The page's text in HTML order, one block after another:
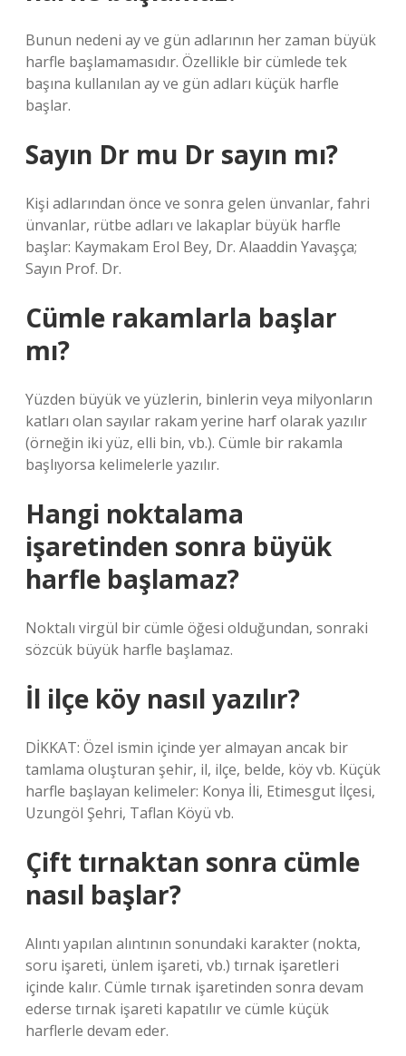
Bunun nedeni ay ve gün adlarının her zaman büyük
harfle başlamamasıdır. Özellikle bir cümlede tek
başına kullanılan ay ve gün adları küçük harfle
başlar.
Sayın Dr mu Dr sayın mı?
Kişi adlarından önce ve sonra gelen ünvanlar, fahri
ünvanlar, rütbe adları ve lakaplar büyük harfle
başlar: Kaymakam Erol Bey, Dr. Alaaddin Yavaşça;
Sayın Prof. Dr.
Cümle rakamlarla başlar
mı?
Yüzden büyük ve yüzlerin, binlerin veya milyonların
katları olan sayılar rakam yerine harf olarak yazılır
(örneğin iki yüz, elli bin, vb.). Cümle bir rakamla
başlıyorsa kelimelerle yazılır.
Hangi noktalama
işaretinden sonra büyük
harfle başlamaz?
Noktalı virgül bir cümle öğesi olduğundan, sonraki
sözcük büyük harfle başlamaz.
İl ilçe köy nasıl yazılır?
DİKKAT: Özel ismin içinde yer almayan ancak bir
tamlama oluşturan şehir, il, ilçe, belde, köy vb. Küçük
harfle başlayan kelimeler: Konya İli, Etimesgut İlçesi,
Uzungöl Şehri, Taflan Köyü vb.
Çift tırnaktan sonra cümle
nasıl başlar?
Alıntı yapılan alıntının sonundaki karakter (nokta,
soru işareti, ünlem işareti, vb.) tırnak işaretleri
içinde kalır. Cümle tırnak işaretinden sonra devam
ederse tırnak işareti kapatılır ve cümle küçük
harflerle devam eder.